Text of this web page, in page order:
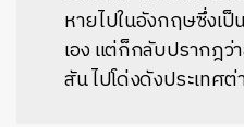
หายไปในอังกฤษซึ่งเป็
เอง แต่ก็กลับปรากฎว่
สัน ไปโด่งดังประเทศ